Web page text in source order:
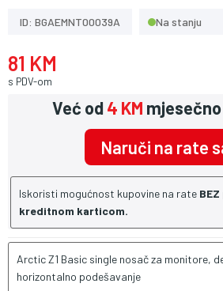
ID: BGAEMNT00039A Na stanju
81 KM
s PDV-om
Već od4 KM mjesečno
Naruči na rate
Iskoristi mogućnost kupovine na rate
kreditnom karticom.
Arctic Z1 Basic single nosač za monitore,
horizontalno podešavanje